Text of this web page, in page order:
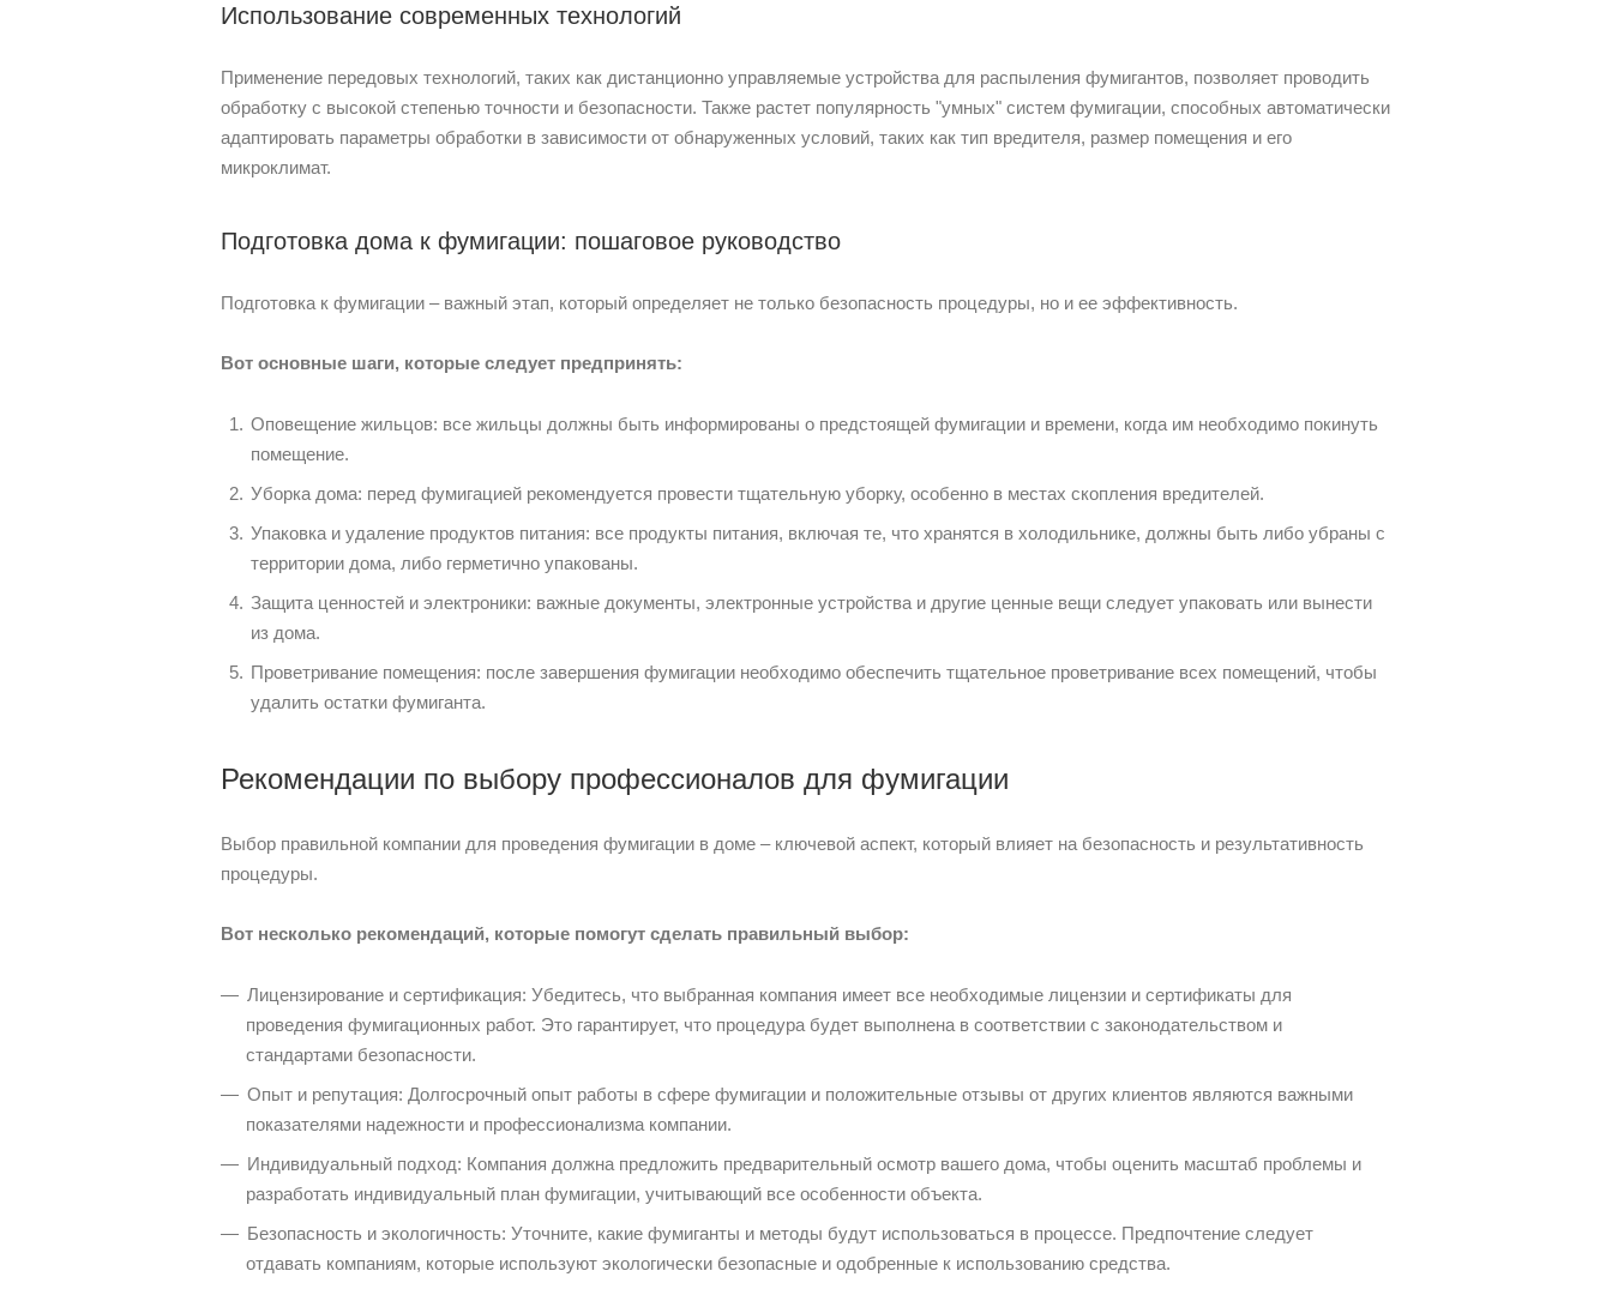
Использование современных технологий
Применение передовых технологий, таких как дистанционно управляемые устройства для распыления фумигантов, позволяет проводить
обработку с высокой степенью точности и безопасности. Также растет популярность "умных" систем фумигации, способных автоматически
адаптировать параметры обработки в зависимости от обнаруженных условий, таких как тип вредителя, размер помещения и его
микроклимат.
Подготовка дома к фумигации: пошаговое руководство
Подготовка к фумигации – важный этап, который определяет не только безопасность процедуры, но и ее эффективность.
Вот основные шаги, которые следует предпринять:
Оповещение жильцов: все жильцы должны быть информированы о предстоящей фумигации и времени, когда им необходимо покинуть
помещение.
Уборка дома: перед фумигацией рекомендуется провести тщательную уборку, особенно в местах скопления вредителей.
Упаковка и удаление продуктов питания: все продукты питания, включая те, что хранятся в холодильнике, должны быть либо убраны с
территории дома, либо герметично упакованы.
Защита ценностей и электроники: важные документы, электронные устройства и другие ценные вещи следует упаковать или вынести
из дома.
Проветривание помещения: после завершения фумигации необходимо обеспечить тщательное проветривание всех помещений, чтобы
удалить остатки фумиганта.
Рекомендации по выбору профессионалов для фумигации
Выбор правильной компании для проведения фумигации в доме – ключевой аспект, который влияет на безопасность и результативность
процедуры.
Вот несколько рекомендаций, которые помогут сделать правильный выбор:
Лицензирование и сертификация: Убедитесь, что выбранная компания имеет все необходимые лицензии и сертификаты для
проведения фумигационных работ. Это гарантирует, что процедура будет выполнена в соответствии с законодательством и
стандартами безопасности.
Опыт и репутация: Долгосрочный опыт работы в сфере фумигации и положительные отзывы от других клиентов являются важными
показателями надежности и профессионализма компании.
Индивидуальный подход: Компания должна предложить предварительный осмотр вашего дома, чтобы оценить масштаб проблемы и
разработать индивидуальный план фумигации, учитывающий все особенности объекта.
Безопасность и экологичность: Уточните, какие фумиганты и методы будут использоваться в процессе. Предпочтение следует
отдавать компаниям, которые используют экологически безопасные и одобренные к использованию средства.